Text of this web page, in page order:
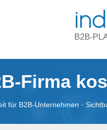
Firma
B2B-
für B2B-Unternehmen ·